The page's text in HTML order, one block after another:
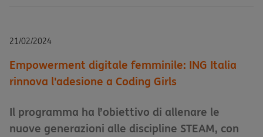
21/02/2024
Empowerment digitale femminile: ING Italia
rinnova l'adesione a Coding Girls
Il programma ha l’obiettivo di allenare le
nuove generazioni alle discipline STEAM, con